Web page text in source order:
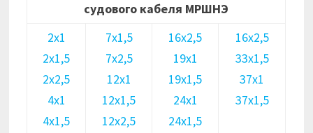
судового кабеля МРШНЭ
2х1
2х1,5
2х2,5
4х1
4х1,5
7х1,5
7х2,5
12х1
12х1,5
12х2,5
16х2,5
19х1
19х1,5
24х1
24х1,5
16х2,5
33х1,5
37х1
37х1,5